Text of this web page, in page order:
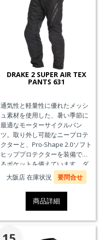
DRAKE 2 SUPER AIR TEX
PANTS 631
通気性と軽量性に優れたメッシ
ュ素材を使用した、暑い季節に
最適なモーターサイクルパン
ツ。取り外し可能なニープロテ
クターと、Pro-Shape 2.0ソフト
ヒッププロテクターを装備でき
るポケットを備えています。ダ
イネーゼのジャケットを接続が
できるファスナーを備えてお
り、AIR FRAME 3 TEX JACKETと
コーディネートが可能です。
大阪店 在庫状況 要問合せ
商品詳細